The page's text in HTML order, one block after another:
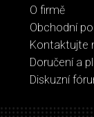
O firmě
Obchodní
Kontaktujte
Doručení a
Diskuzní